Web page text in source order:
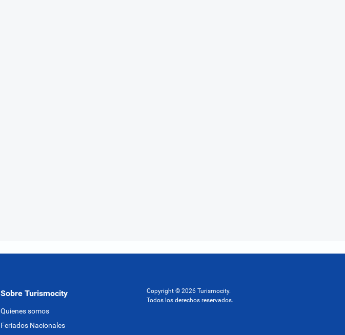
Sobre Turismocity
Quienes somos
Feriados Nacionales
Copyright © 2026 Turismocity.
Todos los derechos reservados.